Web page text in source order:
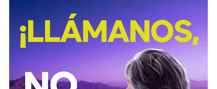
También lee:Deudores alimentarios podrían enfrentar
cárcel por ocultar bienes en SLP